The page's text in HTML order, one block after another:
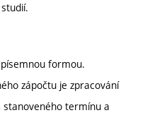
formou.
zápočtu je zpracování
termínu a